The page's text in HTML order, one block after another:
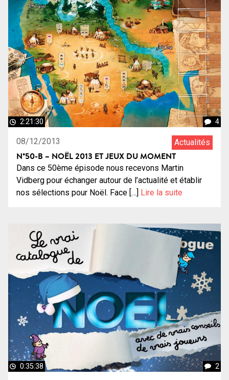
2:21:30 4
08/12/2013 Actualités
N°50-B – NOËL 2013 ET JEUX DU MOMENT
Dans ce 50ème épisode nous recevons Martin
Vidberg pour échanger autour de l’actualité et établir
nos sélections pour Noël. Face […] Lire la suite
0:35:38 2